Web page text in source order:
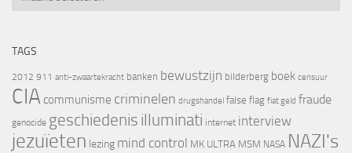
TAGS
2012 911 anti-zwaartekracht banken bewustzijn bilderberg boek censuur
CIA communisme criminelen drugshandel false flag fiat geld fraude
genocide geschiedenis illuminati internet interview
jezuïeten lezing mind control MK ULTRA MSM NASA NAZI's